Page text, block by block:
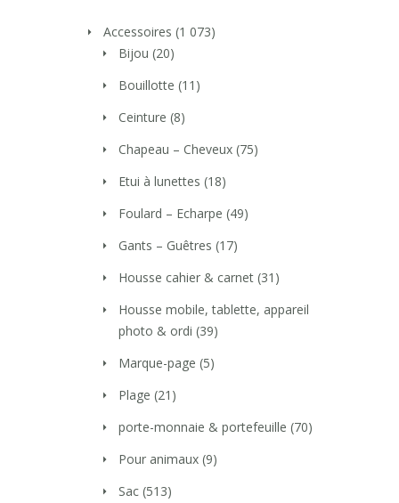
Accessoires (1 073)
Bijou (20)
Bouillotte (11)
Ceinture (8)
Chapeau – Cheveux (75)
Etui à lunettes (18)
Foulard – Echarpe (49)
Gants – Guêtres (17)
Housse cahier & carnet (31)
Housse mobile, tablette, appareil
photo & ordi (39)
Marque-page (5)
Plage (21)
porte-monnaie & portefeuille (70)
Pour animaux (9)
Sac (513)